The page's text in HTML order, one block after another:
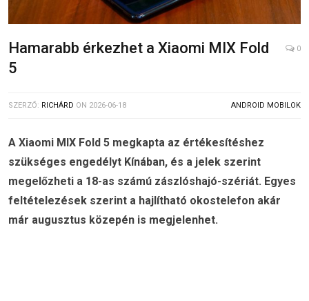
Hamarabb érkezhet a Xiaomi MIX Fold
5
0
SZERZŐ: RICHÁRD ON 2026-06-18 ANDROID MOBILOK
A Xiaomi MIX Fold 5 megkapta az értékesítéshez
szükséges engedélyt Kínában, és a jelek szerint
megelőzheti a 18-as számú zászlóshajó-szériát. Egyes
feltételezések szerint a hajlítható okostelefon akár
már augusztus közepén is megjelenhet.